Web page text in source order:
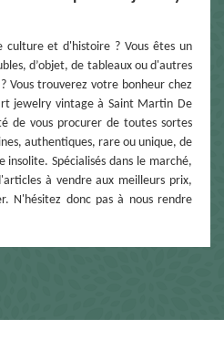
culture et d'histoire ? Vous êtes un
d’objet, de tableaux ou d'autres
Vous trouverez votre bonheur chez
jewelry vintage à Saint Martin De
de vous procurer de toutes sortes
authentiques, rare ou unique, de
Spécialisés dans le marché,
à vendre aux meilleurs prix,
N'hésitez donc pas à nous rendre